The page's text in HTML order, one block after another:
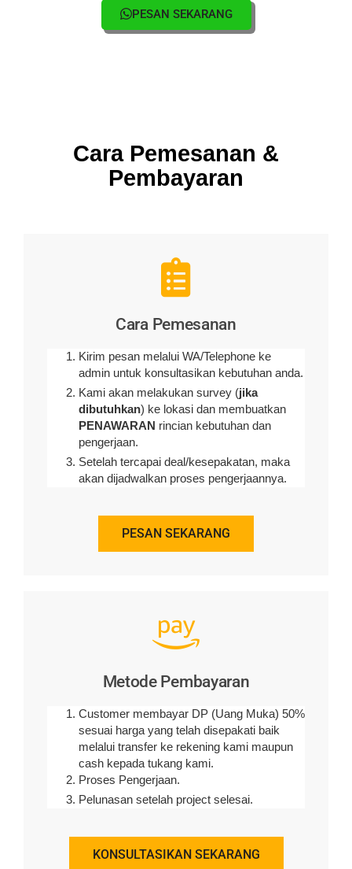
PESAN SEKARANG
Cara Pemesanan &
Pembayaran
Cara Pemesanan
Kirim pesan melalui WA/Telephone ke
admin untuk konsultasikan kebutuhan anda.
Kami akan melakukan survey (jika
dibutuhkan) ke lokasi dan membuatkan
PENAWARAN rincian kebutuhan dan
pengerjaan.
Setelah tercapai deal/kesepakatan, maka
akan dijadwalkan proses pengerjaannya.
PESAN SEKARANG
Metode Pembayaran
Customer membayar DP (Uang Muka) 50%
sesuai harga yang telah disepakati baik
melalui transfer ke rekening kami maupun
cash kepada tukang kami.
Proses Pengerjaan.
Pelunasan setelah project selesai.
KONSULTASIKAN SEKARANG